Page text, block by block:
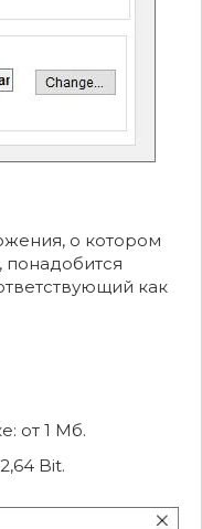
о котором
как
от 1 Мб.
Bit.